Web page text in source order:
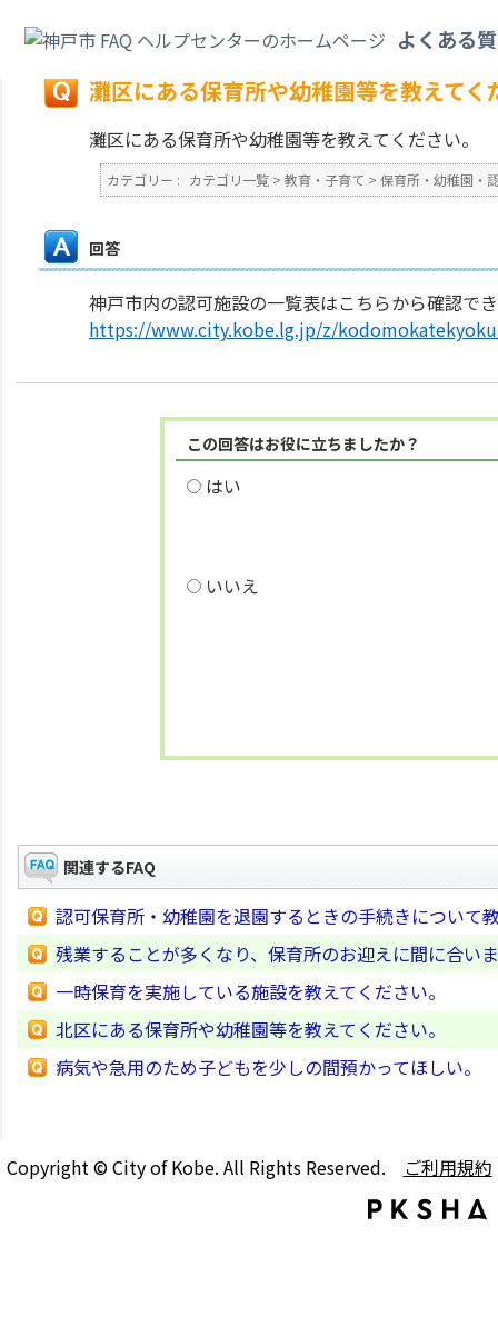
よくある
戻る
灘区にある保育所や幼稚園等を教えてく
灘区にある保育所や幼稚園等を教えてください。
カテゴリー : カテゴリ一覧 > 教育・子育て > 保育所・幼稚園・
回答
神戸市内の認可施設の一覧表はこちらから確認で
https://www.city.kobe.lg.jp/z/
この回答はお役に立ちましたか？
はい
いいえ
関連するFAQ
認可保育所・幼稚園を退園するときの手続きについて
残業することが多くなり、保育所のお迎えに間に合い
一時保育を実施している施設を教えてください。
北区にある保育所や幼稚園等を教えてください。
病気や急用のため子どもを少しの間預かってほしい。
Copyright © City of Kobe. All Rights Reserved. ご利用規約